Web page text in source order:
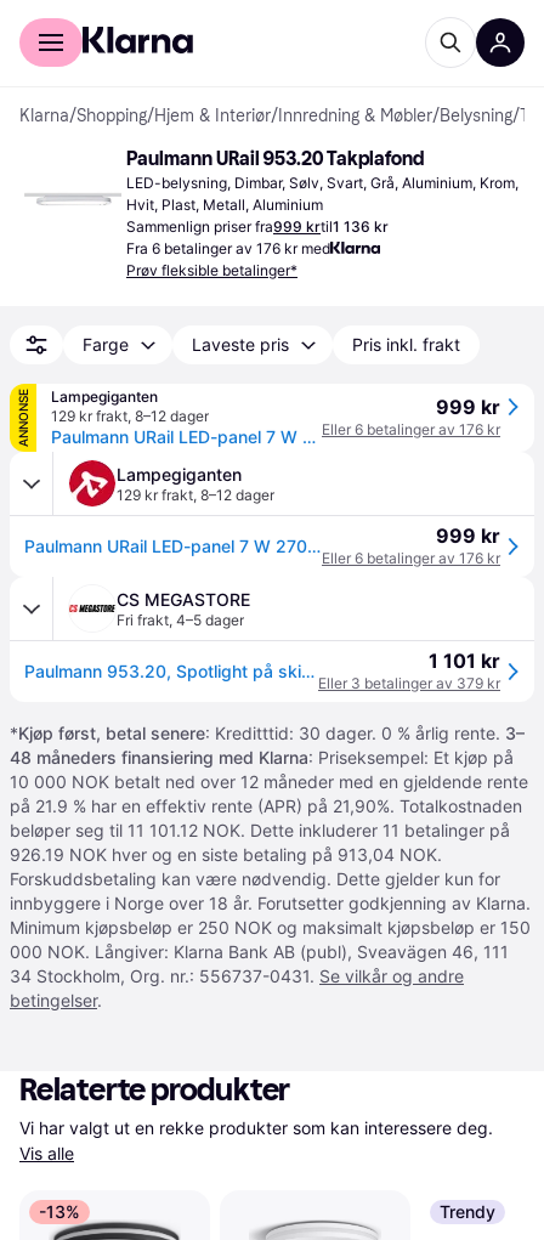
For kunder
Klarna/Shopping/Hjem & Interiør/ Innredning & Møbler/Belysning/
Paulmann URail 953.20 Takplafond
LED-belysning, Dimbar, Sølv, Svart, Grå, Aluminium, Krom,
Hvit, Plast, Metall, Aluminium
Sammenlign priser fra999 krtil1 136 kr
Fra 6 betalinger av 176 kr med
Prøv fleksible betalinger*
Farge Laveste pris Pris inkl. frakt
ANNONSE
Lampegiganten
129 kr frakt, 8–12 dager
Paulmann URail LED-panel 7 W 2700K svart matt LED-Panel, Sort, Stue / spisestue, Aluminium, Moderne
999 kr
Eller 6 betalinger av 176 kr
Lampegiganten
129 kr frakt, 8–12 dager
Paulmann URail LED-panel 7 W 2700K svart matt LED-Panel, Sort, Stue / spisestue, Aluminium, Moderne 999 kr
Eller 6 betalinger av 176 kr
CS MEGASTORE
Fri frakt, 4–5 dager
Paulmann 953.20, Spotlight på skinne, 1 ampuller, LED, 2700 K, 480 lm, Kromfarget, Hvit 1 101 kr
Eller 3 betalinger av 379 kr
*Kjøp først, betal senere: Kreditttid: 30 dager. 0 % årlig rente. 3–
48 måneders finansiering med Klarna: Priseksempel: Et kjøp på
10 000 NOK betalt ned over 12 måneder med en gjeldende rente
på 21.9 % har en effektiv rente (APR) på 21,90%. Totalkostnaden
beløper seg til 11 101.12 NOK. Dette inkluderer 11 betalinger på
926.19 NOK hver og en siste betaling på 913,04 NOK.
Forskuddsbetaling kan være nødvendig. Dette gjelder kun for
innbyggere i Norge over 18 år. Forutsetter godkjenning av Klarna.
Minimum kjøpsbeløp er 250 NOK og maksimalt kjøpsbeløp er 150
000 NOK. Långiver: Klarna Bank AB (publ), Sveavägen 46, 111
34 Stockholm, Org. nr.: 556737-0431. Se vilkår og andre
betingelser.
Relaterte produkter
Vis alle
-13% Trendy